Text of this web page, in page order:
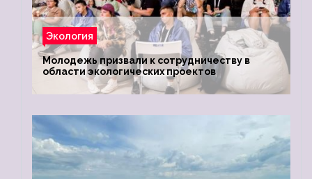
Экология
Молодежь призвали к сотрудничеству в
области экологических проектов